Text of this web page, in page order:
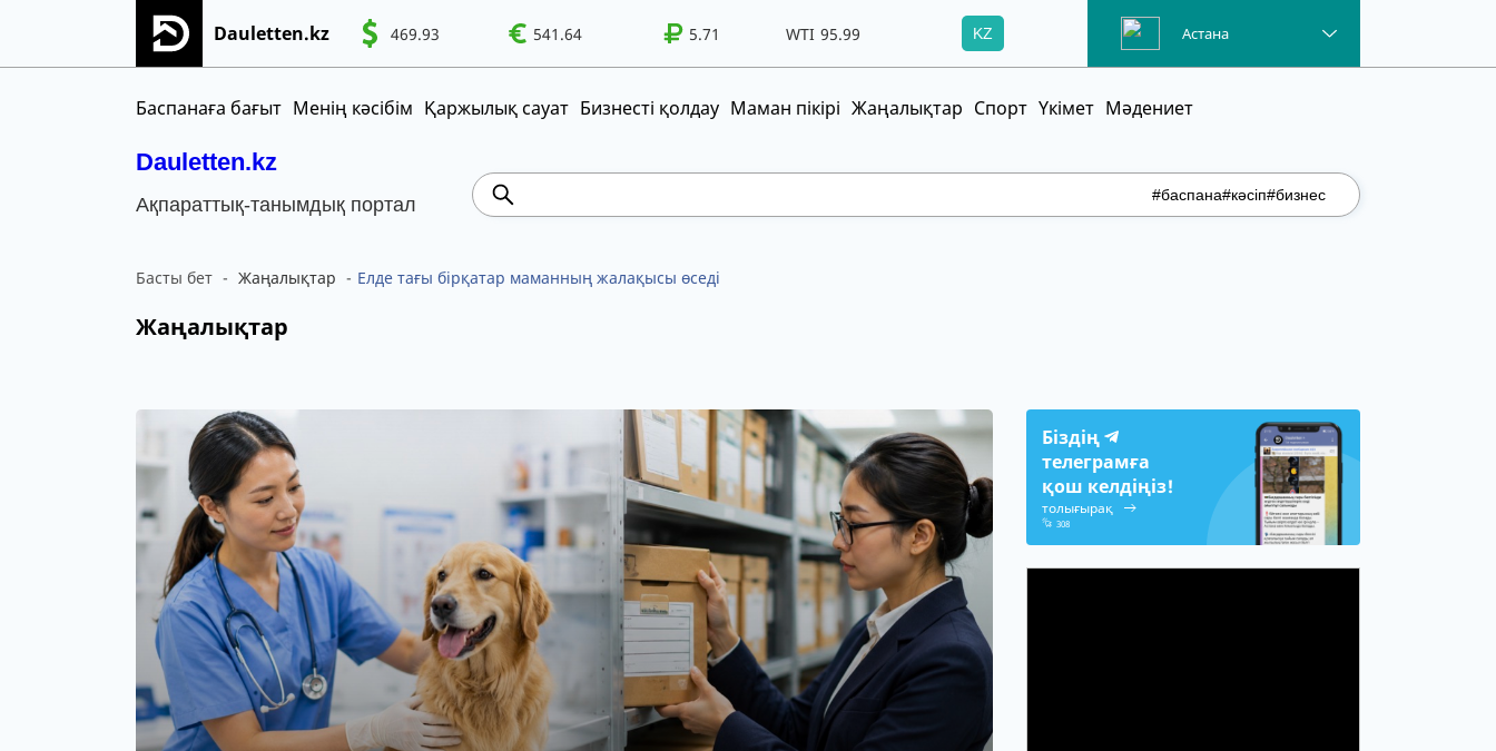
Dauletten.kz 469.93 541.64 5.71
WTI 95.99 100.41 WTI 95.99 Brent KZ Астана
Баспанаға бағыт Менің кәсібім Қаржылық сауат Бизнесті қолдау Маман пікірі Жаңалықтар Спорт Үкімет Мәдениет
Dauletten.kz
Ақпараттық-танымдық портал #баспана#кәсіп#бизнес
Сіздің өтінішіңіз сәтті жіберілді, Рақмет!
Басты бет Жаңалықтар Елде тағы бірқатар маманның жалақысы өседі
Жаңалықтар
Біздің
телеграмға
қош келдіңіз!
толығырақ
308